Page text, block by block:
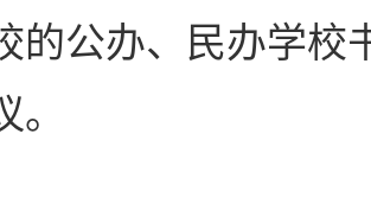
的公办、民办学校